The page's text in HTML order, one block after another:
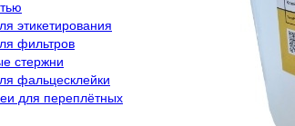
этикетирования
фильтров
стержни
фальцесклейки
для переплётных